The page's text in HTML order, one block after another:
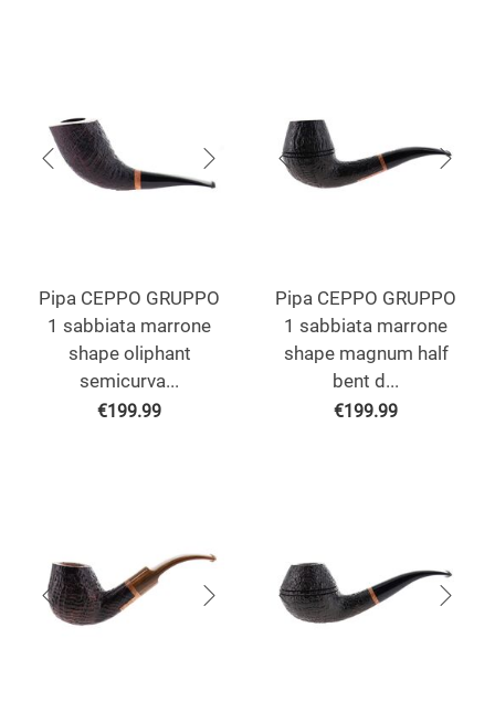
Pipa CEPPO GRUPPO
1 sabbiata marrone
shape oliphant
semicurva...
€199.99
Pipa CEPPO GRUPPO
1 sabbiata marrone
shape magnum half
bent d...
€199.99